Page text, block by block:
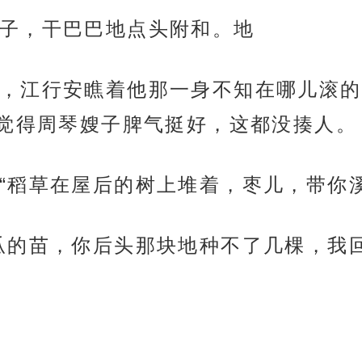
，干巴巴地点头附和。地
江行安瞧着他那一身不知在哪儿滚
周琴嫂子脾气挺好，这都没揍人。
草在屋后的树上堆着，枣儿，带你
苗，你后头那块地种不了几棵，我